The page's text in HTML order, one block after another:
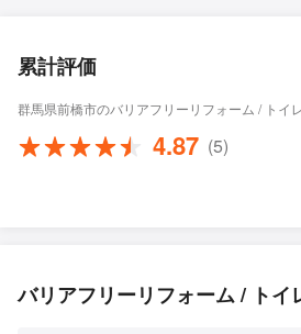
累計評価
群馬県前橋市のバリアフリーリフォーム / トイ
4.87 (5)
バリアフリーリフォーム / トイ